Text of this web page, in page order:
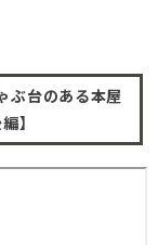
ぶ台のある本屋
】